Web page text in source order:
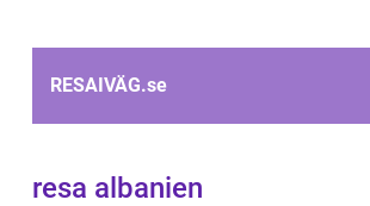
RESAIVÄG.se
resa albanien